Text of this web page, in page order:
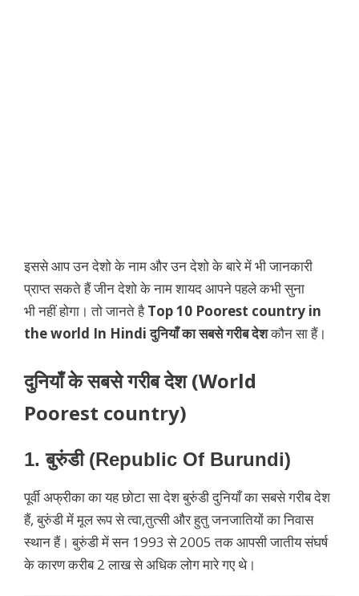
इससे आप उन देशो के नाम और उन देशो के बारे में भी जानकारी
प्राप्त सकते हैं जीन देशो के नाम शायद आपने पहले कभी सुना
भी नहीं होगा। तो जानते हैTop 10 Poorest country in
the world In Hindi दुनियाँ का सबसे गरीब देशकौन सा हैं।
दुनियाँ के सबसे गरीब देश (World
Poorest country)
1.बुरुंडी (Republic Of Burundi)
पूर्वी अफ्रीका का यह छोटा सा देश बुरुंडी दुनियाँ का सबसे गरीब देश
हैं, बुरुंडी में मूल रूप से त्वा,तुत्सी और हुतु जनजातियों का निवास
स्थान हैं। बुरुंडी में सन 1993 से 2005 तक आपसी जातीय संघर्ष
के कारण करीब 2 लाख से अधिक लोग मारे गए थे।